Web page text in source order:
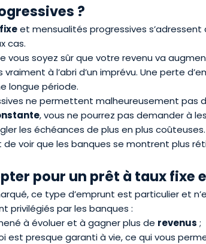
?
et mensualités progressives s’adressent
cas.
vous soyez sûr que votre revenu va
vraiment à l’abri d’un imprévu. Une perte
longue période.
ne permettent malheureusement pas
, vous ne pourrez pas demander à
les échéances de plus en plus coûteuses.
de voir que les banques se montrent plus
pour un prêt à taux fixe
ce type d’emprunt est particulier et
privilégiés par les banques :
à évoluer et à gagner plus de revenus ;
est presque garanti à vie, ce qui vous